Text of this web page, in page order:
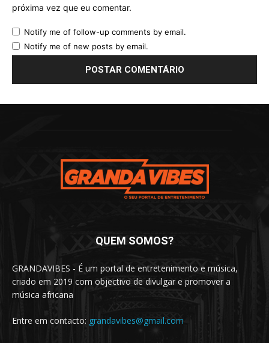
próxima vez que eu comentar.
Notify me of follow-up comments by email.
Notify me of new posts by email.
QUEM SOMOS?
GRANDAVIBES - É um portal de entretenimento e música,
criado em 2019 com objectivo de divulgar e promover a
música africana
Entre em contacto: grandavibes@gmail.com